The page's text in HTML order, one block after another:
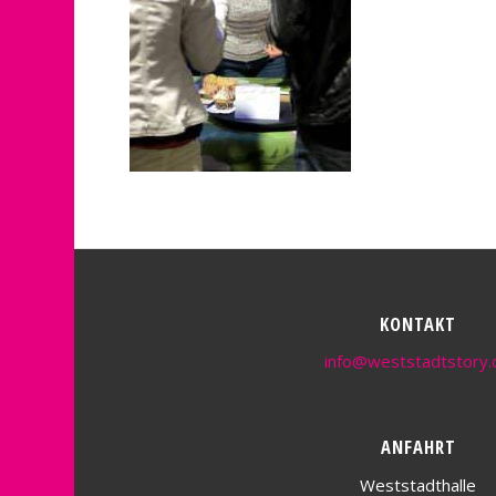
KONTAKT
ANFAHRT
Weststadthalle